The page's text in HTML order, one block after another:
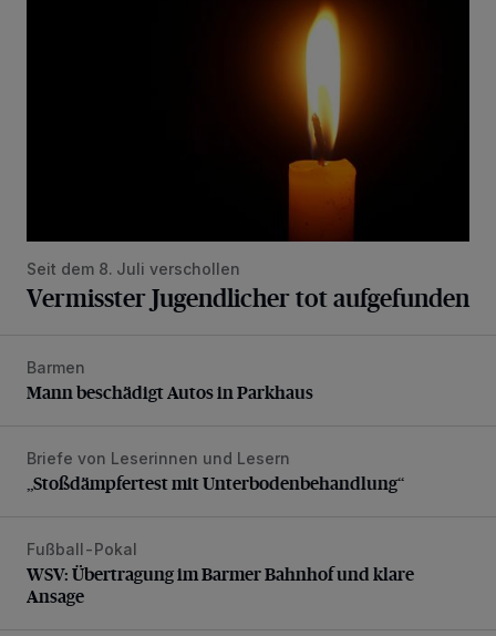
Seit dem 8. Juli verschollen
Vermisster Jugendlicher tot aufgefunden
Mann beschädigt Autos in Parkhaus
Barmen
Mann beschädigt Autos in Parkhaus
„Stoßdämpfertest mit Unterbodenbehandlung“
Briefe von Leserinnen und Lesern
„Stoßdämpfertest mit Unterbodenbehandlung“
WSV: Übertragung im Barmer Bahnhof und klare Ansage
Fußball-Pokal
WSV: Übertragung im Barmer Bahnhof und klare
Ansage